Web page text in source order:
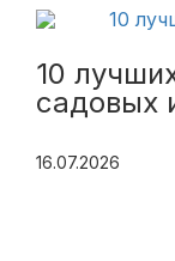
10
садовых
16.07.2026